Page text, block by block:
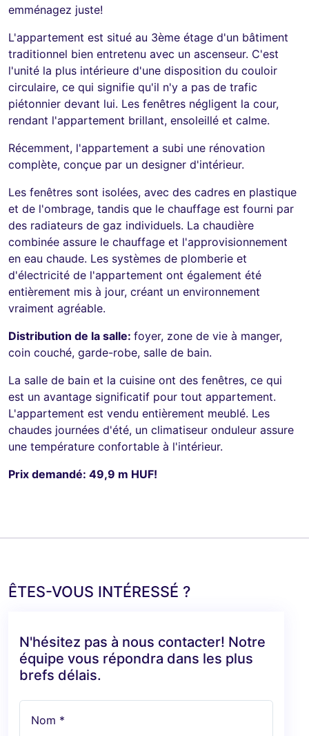
emménagez juste!
L'appartement est situé au 3ème étage d'un bâtiment
traditionnel bien entretenu avec un ascenseur. C'est
l'unité la plus intérieure d'une disposition du couloir
circulaire, ce qui signifie qu'il n'y a pas de trafic
piétonnier devant lui. Les fenêtres négligent la cour,
rendant l'appartement brillant, ensoleillé et calme.
Récemment, l'appartement a subi une rénovation
complète, conçue par un designer d'intérieur.
Les fenêtres sont isolées, avec des cadres en plastique
et de l'ombrage, tandis que le chauffage est fourni par
des radiateurs de gaz individuels. La chaudière
combinée assure le chauffage et l'approvisionnement
en eau chaude. Les systèmes de plomberie et
d'électricité de l'appartement ont également été
entièrement mis à jour, créant un environnement
vraiment agréable.
Distribution de la salle: foyer, zone de vie à manger,
coin couché, garde-robe, salle de bain.
La salle de bain et la cuisine ont des fenêtres, ce qui
est un avantage significatif pour tout appartement.
L'appartement est vendu entièrement meublé. Les
chaudes journées d'été, un climatiseur onduleur assure
une température confortable à l'intérieur.
Prix demandé: 49,9 m HUF!
ÊTES-VOUS INTÉRESSÉ ?
N'hésitez pas à nous contacter! Notre
équipe vous répondra dans les plus
brefs délais.
Nom *